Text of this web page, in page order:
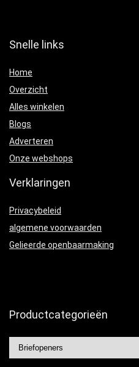
Snelle links
Home
Overzicht
Alles winkelen
Blogs
Adverteren
Onze webshops
Verklaringen
Privacybeleid
algemene voorwaarden
Gelieerde openbaarmaking
Productcategorieën